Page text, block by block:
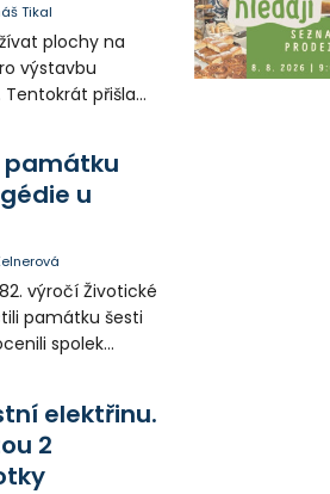
Tikal
plochy na
výstavbu
přišla
památku
u
výročí Životické
památku šesti
spolek
elektřinu.
2